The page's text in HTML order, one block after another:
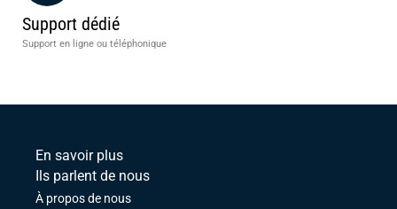
Support dédié
Support en ligne ou téléphonique
En savoir plus
Ils parlent de nous
À propos de nous